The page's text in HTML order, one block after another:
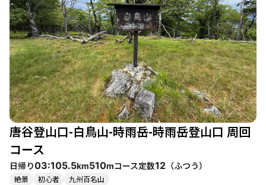
了されることが多く、厳しい自然にさらされている木々の強さを
感じることができる場所でもあります。登山道の途中には、バイ
ケイソウやヤマシャクヤクなどの花々が見られ、季節ごとの魅力
を楽しむことができます。 また、山頂からは素晴らしい眺望が広
がりますが、特に開けた場所では、周囲の山々や美しい自然を一
望できるため、達成感を味わうことができます。登山者の中に
は、山頂でのマッタリとした時間を楽しむ方も多く、心地よい風
を感じながらリラックスすることができると評判です。 ただし、
アクセスがしづらいため、訪れる際は時間に余裕を持って計画す
ることが重要です。特に、椎葉村からの道は長く、途中での休憩
やトイレの利用を考慮する必要があります。周辺には温泉や観光
スポットも点在しており、登山後の楽しみも豊富です。白鳥山
は、自然を愛するすべての人にとって、特別な体験を提供してく
れる場所です。
唐谷登山口-白鳥山-時雨岳-時雨岳登山口 周回
コース
日帰り03:105.5km510mコース定数12 （ふつう）
絶景 初心者 九州百名山